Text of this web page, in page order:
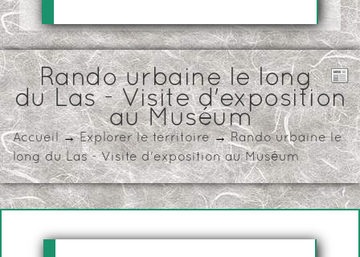
Rando urbaine le long
du Las - Visite d'exposition
au Muséum
Accueil →Explorer le territoire→Rando urbaine le
long du Las - Visite d'exposition au Muséum